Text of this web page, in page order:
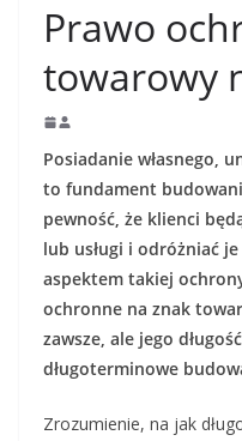
Prawo
towarowy
Posiadanie własnego,
to fundament
pewność, że klienci
lub usługi i odróżniać
aspektem takiej
ochronne na znak
zawsze, ale jego
długoterminowe
Zrozumienie, na jak